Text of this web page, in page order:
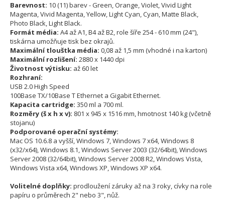
Barevnost: 10 (11) barev - Green, Orange, Violet, Vivid Light
Magenta, Vivid Magenta, Yellow, Light Cyan, Cyan, Matte Black,
Photo Black, Light Black.
Formát média: A4 až A1, B4 až B2, role šíře 254 - 610 mm (24"),
tiskárna umožňuje tisk bez okrajů.
Maximální tlouštka média: 0,08 až 1,5 mm (vhodné i na karton)
Maximální rozlišení: 2880 x 1440 dpi
Životnost výtisku: až 60 let
Rozhraní:
USB 2.0 High Speed
100Base TX/10Base T Ethernet a Gigabit Ethernet.
Kapacita cartridge: 350 ml a 700 ml.
Rozměry (š x h x v): 801 x 945 x 1516 mm, hmotnost 140 kg (včetně
stojanu)
Podporované operační systémy:
Mac OS 10.6.8 a vyšší, Windows 7, Windows 7 x64, Windows 8
(x32/x64), Windows 8.1, Windows Server 2003 (32/64bit), Windows
Server 2008 (32/64bit), Windows Server 2008 R2, Windows Vista,
Windows Vista x64, Windows XP, Windows XP x64.
Volitelné doplňky: prodloužení záruky až na 3 roky, cívky na role
papíru o průměrech 2" nebo 3", nůž.